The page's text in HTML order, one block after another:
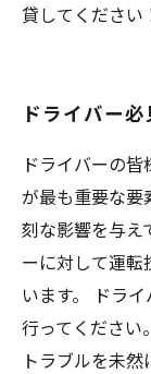
貸してください
ドライバー必
ドライバーの
が最も重要な要
刻な影響を与え
ーに対して運転
います。 ドラ
行ってください
トラブルを未